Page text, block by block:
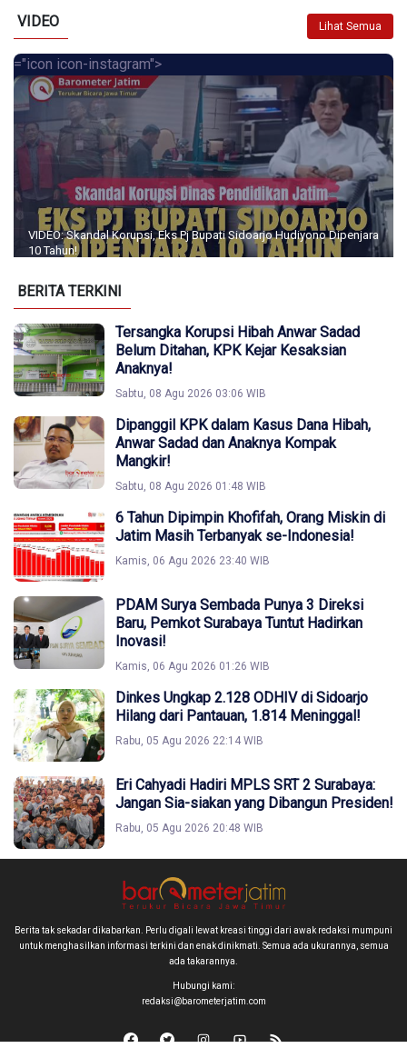
VIDEO Lihat Semua
="icon icon-instagram">
VIDEO: Skandal Korupsi, Eks Pj Bupati Sidoarjo Hudiyono Dipenjara
10 Tahun!
BERITA TERKINI
Tersangka Korupsi Hibah Anwar Sadad
Belum Ditahan, KPK Kejar Kesaksian
Anaknya!
Sabtu, 08 Agu 2026 03:06 WIB
Dipanggil KPK dalam Kasus Dana Hibah,
Anwar Sadad dan Anaknya Kompak
Mangkir!
Sabtu, 08 Agu 2026 01:48 WIB
6 Tahun Dipimpin Khofifah, Orang Miskin di
Jatim Masih Terbanyak se-Indonesia!
Kamis, 06 Agu 2026 23:40 WIB
PDAM Surya Sembada Punya 3 Direksi
Baru, Pemkot Surabaya Tuntut Hadirkan
Inovasi!
Kamis, 06 Agu 2026 01:26 WIB
Dinkes Ungkap 2.128 ODHIV di Sidoarjo
Hilang dari Pantauan, 1.814 Meninggal!
Rabu, 05 Agu 2026 22:14 WIB
Eri Cahyadi Hadiri MPLS SRT 2 Surabaya:
Jangan Sia-siakan yang Dibangun Presiden!
Rabu, 05 Agu 2026 20:48 WIB
Berita tak sekadar dikabarkan. Perlu digali lewat kreasi tinggi dari awak redaksi mumpuni
untuk menghasilkan informasi terkini dan enak dinikmati. Semua ada ukurannya, semua
ada takarannya.
Hubungi kami:
redaksi@barometerjatim.com